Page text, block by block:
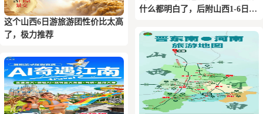
这个山西6日游旅游团性价比太高
了，极力推荐
什么都明白了，后附山西1-6日游